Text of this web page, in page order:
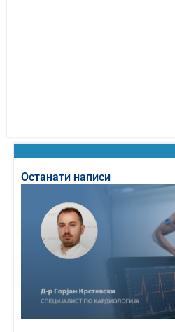
Останати написи